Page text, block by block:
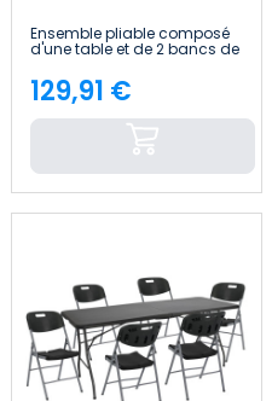
Ensemble pliable composé
d'une table et de 2 bancs de
Thinia Home
Price
129,91 €